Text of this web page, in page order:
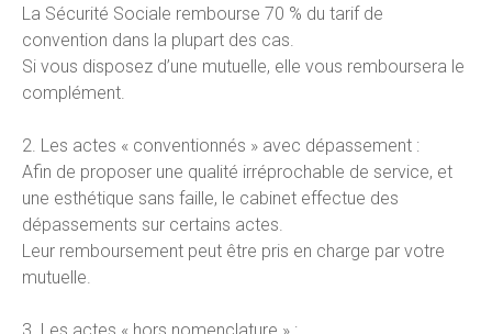
La Sécurité Sociale rembourse 70 % du tarif de
convention dans la plupart des cas.
Si vous disposez d’une mutuelle, elle vous remboursera le
complément.
2. Les actes « conventionnés » avec dépassement :
Afin de proposer une qualité irréprochable de service, et
une esthétique sans faille, le cabinet effectue des
dépassements sur certains actes.
Leur remboursement peut être pris en charge par votre
mutuelle.